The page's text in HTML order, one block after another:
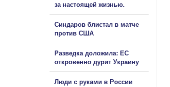
за настоящей жизнью.
Синдаров блистал в матче
против США
Разведка доложила: ЕС
откровенно дурит Украину
Люди с руками в России